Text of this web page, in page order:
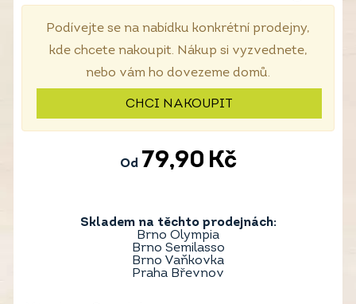
Podívejte se na nabídku konkrétní prodejny,
kde chcete nakoupit. Nákup si vyzvednete,
nebo vám ho dovezeme domů.
CHCI NAKOUPIT
Od 79,90 Kč
Skladem na těchto prodejnách:
Brno Olympia
Brno Semilasso
Brno Vaňkovka
Praha Břevnov